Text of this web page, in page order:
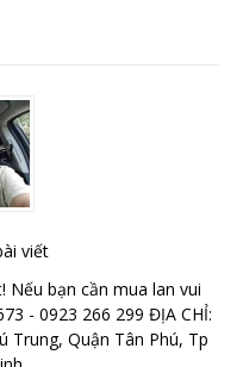
viết
Nếu bạn cần mua lan vui
- 0923 266 299 ĐỊA CHỈ:
Trung, Quận Tân Phú, Tp